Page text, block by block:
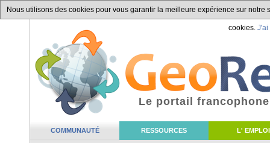
Nous utilisons des cookies pour vous garantir la meilleure expérience sur
cookies. J'ai
COMMUNAUTÉ RESSOURCES L' EMPLOI
Le portail